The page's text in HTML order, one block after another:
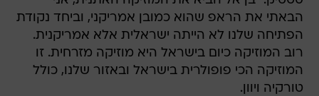
הבאתי את הראפ שהוא כמובן אמריקני, וביחד נקודת
הפתיחה שלנו לא הייתה ישראלית אלא אמריקנית.
רוב המוזיקה כיום בישראל היא מוזיקה מזרחית. זו
המוזיקה הכי פופולרית בישראל ובאזור שלנו, כולל
טורקיה ויוון.